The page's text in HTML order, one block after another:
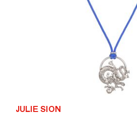
JULIE SION